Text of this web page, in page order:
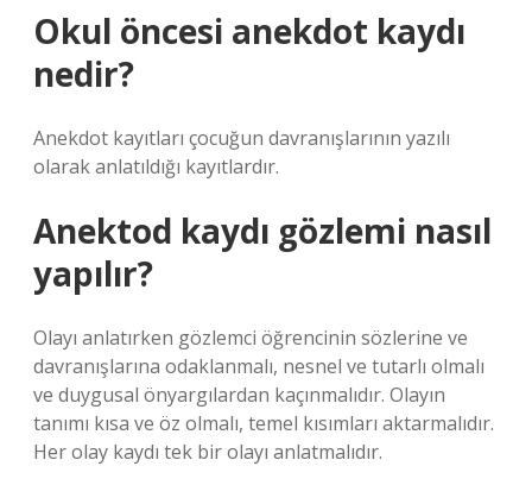
Okul öncesi anekdot kaydı
nedir?
Anekdot kayıtları çocuğun davranışlarının yazılı
olarak anlatıldığı kayıtlardır.
Anektod kaydı gözlemi nasıl
yapılır?
Olayı anlatırken gözlemci öğrencinin sözlerine ve
davranışlarına odaklanmalı, nesnel ve tutarlı olmalı
ve duygusal önyargılardan kaçınmalıdır. Olayın
tanımı kısa ve öz olmalı, temel kısımları aktarmalıdır.
Her olay kaydı tek bir olayı anlatmalıdır.